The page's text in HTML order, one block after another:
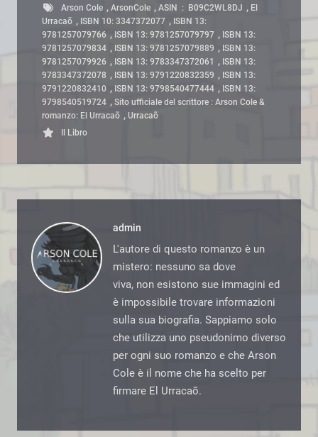
Arson Cole , ArsonCole , ASIN ‏ : ‎ B09C2WL8DJ , El
Urracaõ , ISBN 10: 3347372077 , ISBN 13:
9781257079766 , ISBN 13: 9781257079797 , ISBN 13:
9781257079834 , ISBN 13: 9781257079889 , ISBN 13:
9781257079926 , ISBN 13: 9783347372061 , ISBN 13:
9783347372078 , ISBN 13: 9791220832359 , ISBN 13:
9791220832410 , ISBN 13: 9798540477444 , ISBN 13:
9798540519724 , Sito ufficiale del scrittore : Arson Cole &
romanzo: El Urracaõ , Urracaõ
Il Libro
admin
L'autore di questo romanzo è un
mistero: nessuno sa dove
viva, non esistono sue immagini ed
è impossibile trovare informazioni
sulla sua biografia. Sappiamo solo
che utilizza uno pseudonimo diverso
per ogni suo romanzo e che Arson
Cole è il nome che ha scelto per
firmare El Urracaõ.